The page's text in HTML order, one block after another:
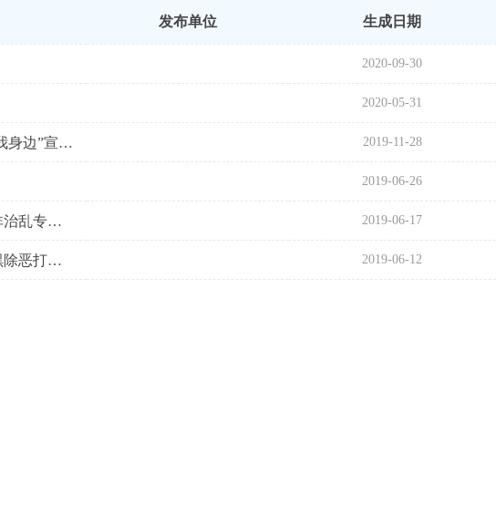
发布单位 生成日期
2020-09-30
2020-05-31
开展“三级”人大代表送宪法（法律） 暨“法在我身边”宣讲活动 2019-11-28
2019-06-26
吴建国、扎西桑布再安排再部署 扫黑除恶打非治乱专项斗争迎检工作 2019-06-17
加查县委副书记魏军辉到加查镇江塘村 就扫黑除恶打非治乱迎检工作作出指示 2019-06-12